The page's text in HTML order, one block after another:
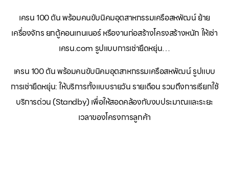
เครน 100 ตัน พร้อมคนขับนิคมอุตสาหกรรมเครือสหพัฒน์ ย้าย
เครื่องจักร ยกตู้คอนเทนเนอร์ หรืองานก่อสร้างโครงสร้างหนัก ให้เช่า
เครน.com รูปแบบการเช่ายืดหยุ่น…
เครน 100 ตัน พร้อมคนขับนิคมอุตสาหกรรมเครือสหพัฒน์ รูปแบบ
การเช่ายืดหยุ่น: ให้บริการทั้งแบบรายวัน รายเดือน รวมถึงการเรียกใช้
บริการด่วน (Standby) เพื่อให้สอดคล้องกับงบประมาณและระยะ
เวลาของโครงการลูกค้า